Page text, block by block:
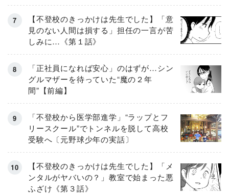
【不登校のきっかけは先生でした】「意
見のない人間は損する」担任の一言が苦
しみに…《第１話》
「正社員になれば安心」のはずが…シン
グルマザーを待っていた“魔の２年
間”【前編】
「不登校から医学部進学」“ラップとフ
リースクール”でトンネルを脱して高校
受験へ〔元野球少年の実話〕
【不登校のきっかけは先生でした】「メ
ンタルがヤバいの？」教室で始まった悪
ふざけ《第３話》